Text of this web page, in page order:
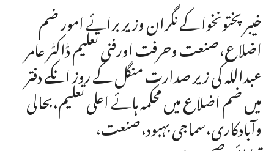
خیبر پختونخوا کے نگران وزیر برائے امور ضم
اضلاع،صنعت وحرفت اورفنی تعلیم ڈاکٹر عامر
عبداللہ کی زیر صدارت منگل کے روز انکے دفتر
میں ضم اضلاع میں محکمہ ہائے اعلی تعلیم،بحالی
وآبادکاری،سماجی بہبود،صنعت،